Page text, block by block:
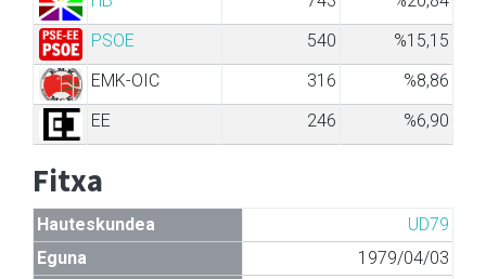
PSOE
540
%15,15
EMK-OIC
316
%8,86
EE
246 %6,90
Fitxa
Hauteskundea
UD79
Eguna
1979/04/03